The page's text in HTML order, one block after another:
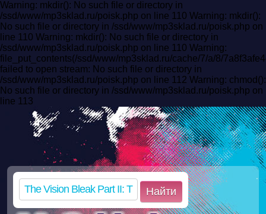
Warning: mkdir(): No such file or directory in
/ssd/www/mp3sklad.ru/poisk.php on line 110 Warning: mkdir():
No such file or directory in /ssd/www/mp3sklad.ru/poisk.php on
line 110 Warning: mkdir(): No such file or directory in
/ssd/www/mp3sklad.ru/poisk.php on line 110 Warning:
file_put_contents(/ssd/www/mp3sklad.ru/cache/7/a/8/
failed to open stream: No such file or directory in
/ssd/www/mp3sklad.ru/poisk.php on line 112 Warning: chmod():
No such file or directory in /ssd/www/mp3sklad.ru/poisk.php on
line 113
Найти